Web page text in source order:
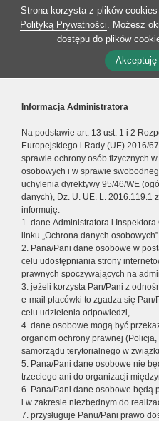
Strona korzysta z plików
Polityką Prywatności. Możesz
dostępu do plików
Informacja Administratora
Na podstawie art. 13 ust. 1 i 2
Europejskiego i Rady (UE) 2016/
sprawie ochrony osób fizycznych
osobowych i w sprawie
uchylenia dyrektywy 95/46/WE
danych), Dz. U. UE. L. 2016.119.1
informuję:
1. dane Administratora i
linku „Ochrona danych
2. Pana/Pani dane osobowe w
celu udostępniania strony
prawnych spoczywających na
3. jeżeli korzysta Pan/Pani z
e-mail placówki to zgadza się
celu udzielenia odpowiedzi,
4. dane osobowe mogą być
organom ochrony prawnej
samorządu terytorialnego w
5. Pana/Pani dane osobowe nie
trzeciego ani do organizacji
6. Pana/Pani dane osobowe będą
i w zakresie niezbędnym do
7. przysługuje Panu/Pani prawo